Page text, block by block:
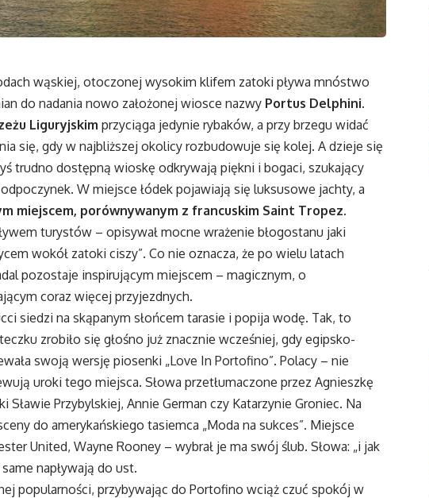
wąskiej, otoczonej wysokim klifem zatoki pływa mnóstwo
do nadania nowo założonej wiosce nazwy Portus Delphini.
Liguryjskim przyciąga jedynie rybaków, a przy brzegu widać
się, gdy w najbliższej okolicy rozbudowuje się kolej. A dzieje się
trudno dostępną wioskę odkrywają piękni i bogaci, szukający
W miejsce łódek pojawiają się luksusowe jachty, a
miejscem, porównywanym z francuskim Saint Tropez.
turystów – opisywał mocne wrażenie błogostanu jaki
wokół zatoki ciszy”. Co nie oznacza, że po wielu latach
pozostaje inspirującym miejscem – magicznym, o
coraz więcej przyjezdnych.
siedzi na skąpanym słońcem tarasie i popija wodę. Tak, to
zrobiło się głośno już znacznie wcześniej, gdy egipsko-
swoją wersję piosenki „Love In Portofino”. Polacy – nie
uroki tego miejsca. Słowa przetłumaczone przez Agnieszkę
Sławie Przybylskiej, Annie German czy Katarzynie Groniec. Na
do amerykańskiego tasiemca „Moda na sukces”. Miejsce
United, Wayne Rooney – wybrał je ma swój ślub. Słowa: „i jak
napływają do ust.
popularności, przybywając do Portofino wciąż czuć spokój w